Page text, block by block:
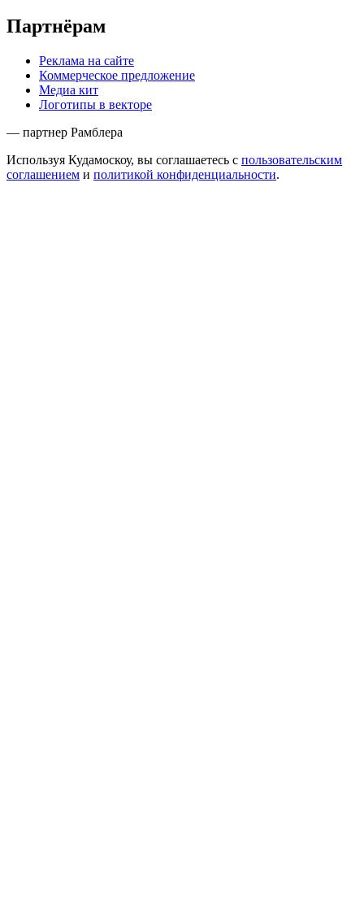
Партнёрам
Реклама на сайте
Коммерческое предложение
Медиа кит
Логотипы в векторе
— партнер Рамблера
Используя Кудамоскоу, вы соглашаетесь с пользовательским
соглашением и политикой конфиденциальности.